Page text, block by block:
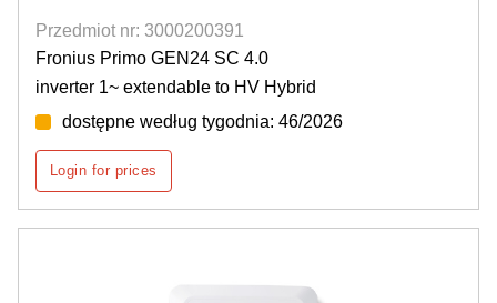
Przedmiot nr: 3000200391
Fronius Primo GEN24 SC 4.0
inverter 1~ extendable to HV Hybrid
dostępne według tygodnia: 46/2026
Login for prices